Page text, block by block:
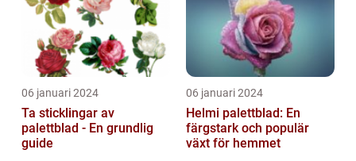
06 januari 2024
Ta sticklingar av
palettblad - En grundlig
guide
06 januari 2024
Helmi palettblad: En
färgstark och populär
växt för hemmet